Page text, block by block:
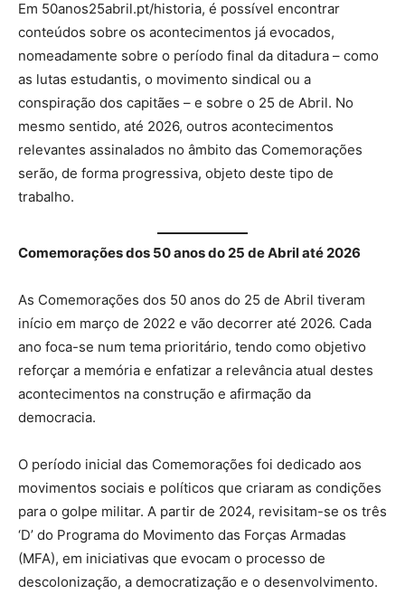
Em 50anos25abril.pt/historia, é possível encontrar
conteúdos sobre os acontecimentos já evocados,
nomeadamente sobre o período final da ditadura – como
as lutas estudantis, o movimento sindical ou a
conspiração dos capitães – e sobre o 25 de Abril. No
mesmo sentido, até 2026, outros acontecimentos
relevantes assinalados no âmbito das Comemorações
serão, de forma progressiva, objeto deste tipo de
trabalho.
Comemorações dos 50 anos do 25 de Abril até 2026
As Comemorações dos 50 anos do 25 de Abril tiveram
início em março de 2022 e vão decorrer até 2026. Cada
ano foca-se num tema prioritário, tendo como objetivo
reforçar a memória e enfatizar a relevância atual destes
acontecimentos na construção e afirmação da
democracia.
O período inicial das Comemorações foi dedicado aos
movimentos sociais e políticos que criaram as condições
para o golpe militar. A partir de 2024, revisitam-se os três
‘D’ do Programa do Movimento das Forças Armadas
(MFA), em iniciativas que evocam o processo de
descolonização, a democratização e o desenvolvimento.